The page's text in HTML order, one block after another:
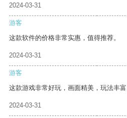
2024-03-31
游客
这款软件的价格非常实惠，值得推荐。
2024-03-31
游客
这款游戏非常好玩，画面精美，玩法丰富
2024-03-31